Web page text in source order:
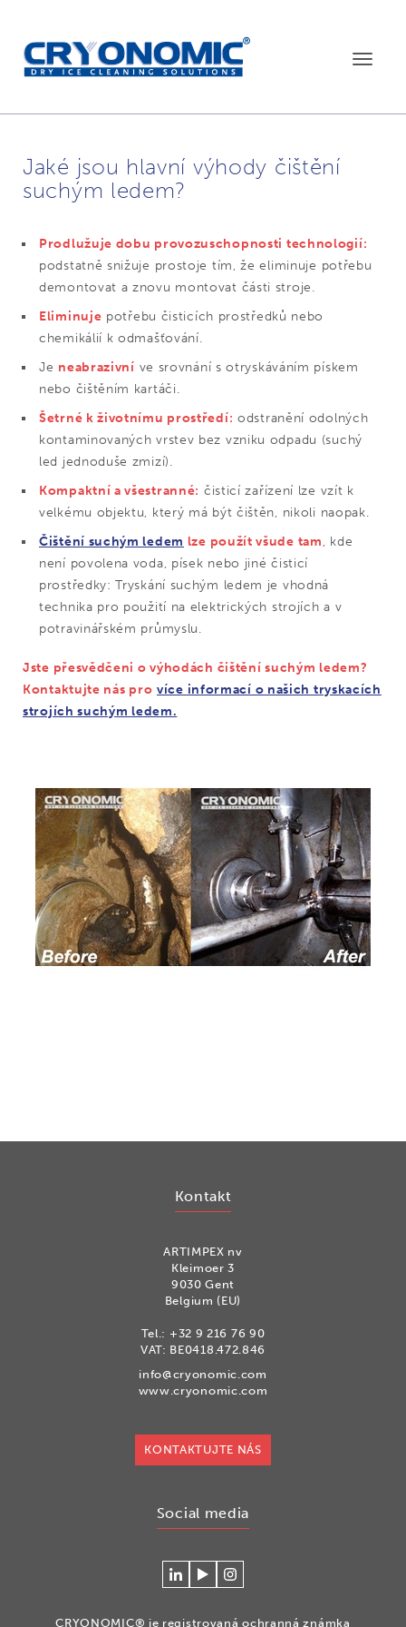
Toggle
Jaké jsou hlavní výhody čištění
suchým ledem?
Prodlužuje dobu provozuschopnosti technologií:
podstatně snižuje prostoje tím, že eliminuje potřebu
demontovat a znovu montovat části stroje.
Eliminuje potřebu čisticích prostředků nebo
chemikálií k odmašťování.
Je neabrazivní ve srovnání s otryskáváním pískem
nebo čištěním kartáči.
Šetrné k životnímu prostředí: odstranění odolných
kontaminovaných vrstev bez vzniku odpadu (suchý
led jednoduše zmizí).
Kompaktní a všestranné: čisticí zařízení lze vzít k
velkému objektu, který má být čištěn, nikoli naopak.
Čištění suchým ledem lze použít všude tam, kde
není povolena voda, písek nebo jiné čisticí
prostředky: Tryskání suchým ledem je vhodná
technika pro použití na elektrických strojích a v
potravinářském průmyslu.
Jste přesvědčeni o výhodách čištění suchým ledem?
Kontaktujte nás pro více informací o našich tryskacích
strojích suchým ledem.
Kontakt
ARTIMPEX nv
Kleimoer 3
9030 Gent
Belgium (EU)
Tel.: +32 9 216 76 90
VAT: BE0418.472.846
info@cryonomic.com
www.cryonomic.com
KONTAKTUJTE NÁS
Social media
Connecteer
Cryonomic
Watch
videos
Volg
op
CRYONOMIC® je registrovaná ochranná známka